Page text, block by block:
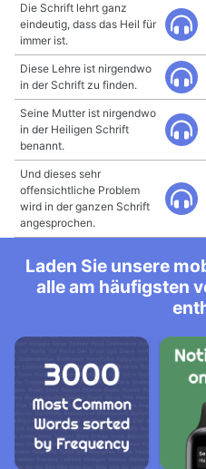
Die Schrift lehrt ganz
eindeutig, dass das Heil für
immer ist.
Diese Lehre ist nirgendwo
in der Schrift zu finden.
Seine Mutter ist nirgendwo
in der Heiligen Schrift
benannt.
Und dieses sehr
offensichtliche Problem
wird in der ganzen Schrift
angesprochen.
Laden Sie unsere
alle am häufigsten